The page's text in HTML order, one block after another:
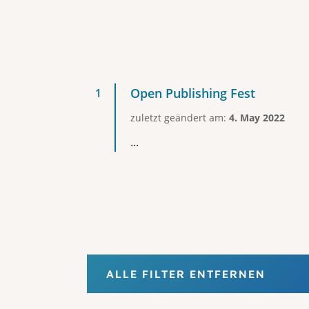
Open Publishing Fest
zuletzt geändert am: 4. May 2022
...
ALLE FILTER ENTFERNEN